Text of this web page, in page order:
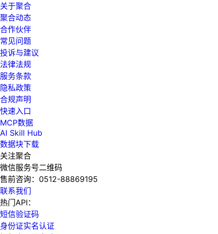
关于聚合
聚合动态
合作伙伴
常见问题
投诉与建议
法律法规
服务条款
隐私政策
合规声明
快速入口
MCP数据
AI Skill Hub
数据块下载
关注聚合
微信服务号二维码
售前咨询： 0512-88869195
联系我们
热门API：
短信验证码
身份证实名认证